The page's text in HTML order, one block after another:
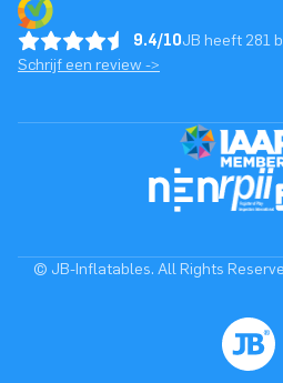
9.4/10JB heeft 281
Schrijf een review ->
© JB-Inflatables. All Rights